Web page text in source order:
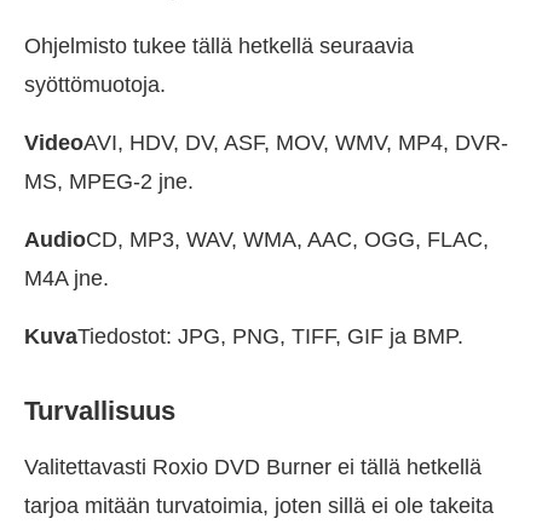
Ohjelmisto tukee tällä hetkellä seuraavia
syöttömuotoja.
VideoAVI, HDV, DV, ASF, MOV, WMV, MP4, DVR-
MS, MPEG-2 jne.
AudioCD, MP3, WAV, WMA, AAC, OGG, FLAC,
M4A jne.
KuvaTiedostot: JPG, PNG, TIFF, GIF ja BMP.
Turvallisuus
Valitettavasti Roxio DVD Burner ei tällä hetkellä
tarjoa mitään turvatoimia, joten sillä ei ole takeita